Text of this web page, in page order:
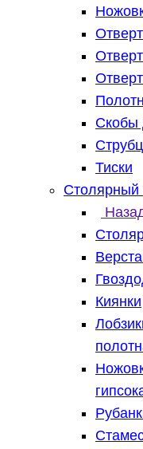
Скобы
Тиски
Столярный
Киянки